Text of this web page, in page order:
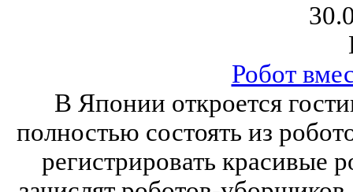
Робот
В Японии откроется
полностью состоять из
регистрировать красивые